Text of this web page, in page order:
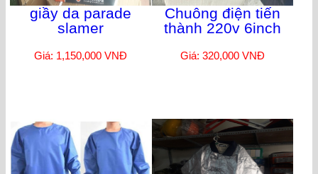
giầy da parade
slamer
Giá: 1,150,000 VNĐ
Chuông điện tiến
thành 220v 6inch
Giá: 320,000 VNĐ